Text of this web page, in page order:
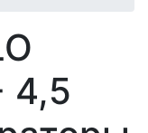
4,5